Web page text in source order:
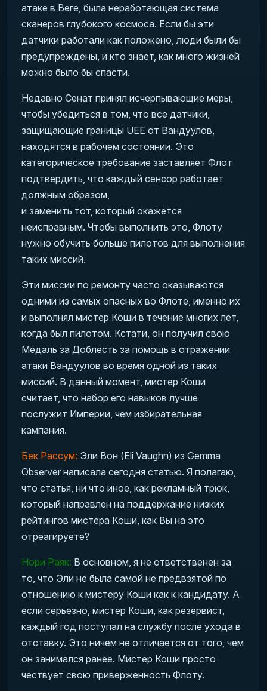
атаке в Веге, была неработающая система
сканеров глубокого космоса. Если бы эти
датчики работали как положено, люди были бы
предупреждены, и кто знает, как много жизней
можно было бы спасти.
Недавно Сенат принял исчерпывающие меры,
чтобы убедиться в том, что все датчики,
защищающие границы UEE от Вандуулов,
находятся в рабочем состоянии. Это
категорическое требование заставляет Флот
подтвердить, что каждый сенсор работает
должным образом,
и заменить тот, который окажется
неисправным. Чтобы выполнить это, Флоту
нужно обучить больше пилотов для выполнения
таких миссий.
Эти миссии по ремонту часто оказываются
одними из самых опасных во Флоте, именно их
и выполнял мистер Коши в течение многих лет,
когда был пилотом. Кстати, он получил свою
Медаль за Доблесть за помощь в отражении
атаки Вандуулов во время одной из таких
миссий. В данный момент, мистер Коши
считает, что набор его навыков лучше
послужит Империи, чем избирательная
кампания.
Бек Рассум: Эли Вон (Eli Vaughn) из Gemma
Observer написала сегодня статью. Я полагаю,
что статья, ни что иное, как рекламный трюк,
который направлен на поддержание низких
рейтингов мистера Коши, как Вы на это
отреагируете?
Нори Раяк: В основном, я не ответственен за
то, что Эли не была самой не предвзятой по
отношению к мистеру Коши как к кандидату. А
если серьезно, мистер Коши, как резервист,
каждый год поступал на службу после ухода в
отставку. Это ничем не отличается от того, чем
он занимался ранее. Мистер Коши просто
чествует свою приверженность Флоту.